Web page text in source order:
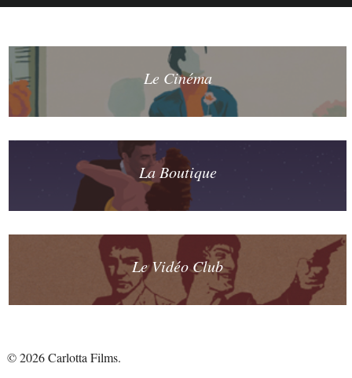
Le Cinéma
La Boutique
Le Vidéo Club
© 2026 Carlotta Films.